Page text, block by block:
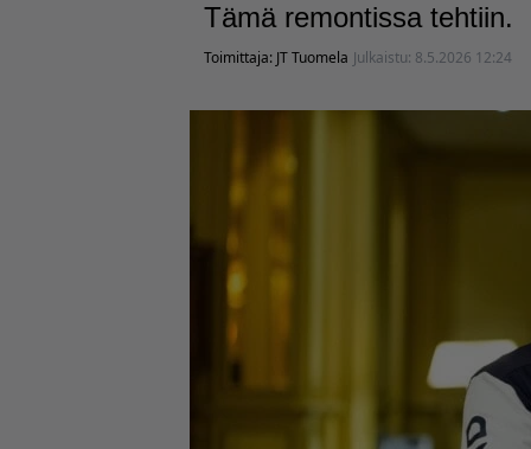
Tämä remontissa tehtiin.
Toimittaja: JT Tuomela Julkaistu: 8.5.2026 12:24